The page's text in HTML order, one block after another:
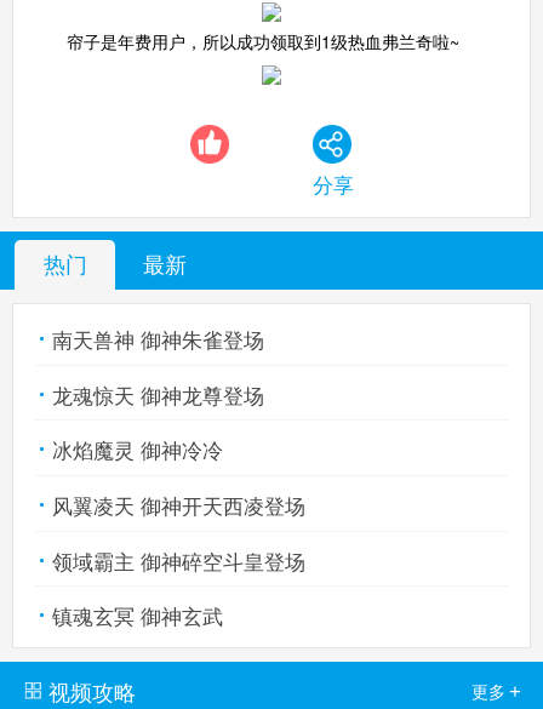
热血精灵派手机版 搜 手
帘子是年费用户，所以成功领取到1级热血弗兰奇啦~
分享
热门 最新
南天兽神 御神朱雀登场
龙魂惊天 御神龙尊登场
冰焰魔灵 御神冷冷
风翼凌天 御神开天西凌登场
领域霸主 御神碎空斗皇登场
镇魂玄冥 御神玄武
视频攻略 更多 +